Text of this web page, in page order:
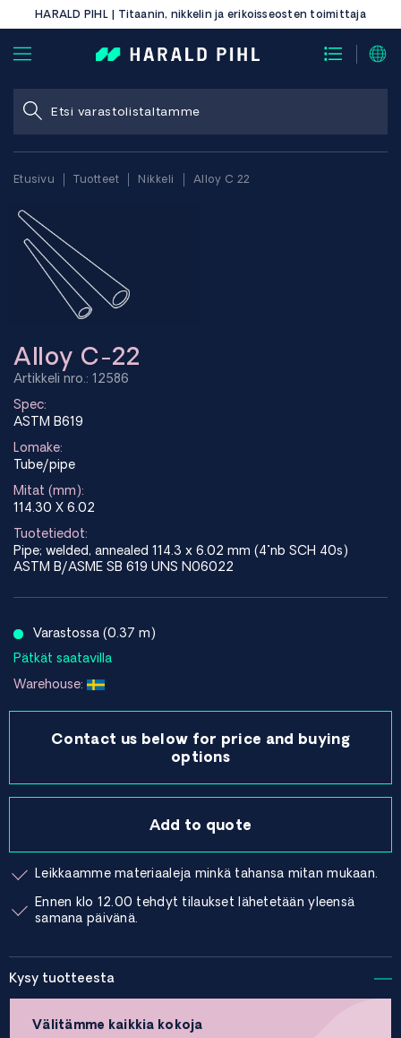
HARALD PIHL | Titaanin, nikkelin ja erikoisseosten toimittaja
Etusivu Tuotteet Nikkeli Alloy C 22
Alloy C-22
Artikkeli nro.: 12586
Spec:
ASTM B619
Lomake:
Tube/pipe
Mitat (mm):
114.30 X 6.02
Tuotetiedot:
Pipe; welded, annealed 114.3 x 6.02 mm (4"nb SCH 40s)
ASTM B/ASME SB 619 UNS N06022
Varastossa (0.37 m)
Pätkät saatavilla
Warehouse:
Contact us below for price and buying
options
Add to quote
Leikkaamme materiaaleja minkä tahansa mitan mukaan.
Ennen klo 12.00 tehdyt tilaukset lähetetään yleensä
samana päivänä.
Kysy tuotteesta
Välitämme kaikkia kokoja